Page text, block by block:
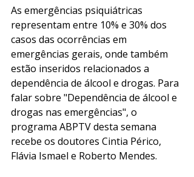
As emergências psiquiátricas
representam entre 10% e 30% dos
casos das ocorrências em
emergências gerais, onde também
estão inseridos relacionados a
dependência de álcool e drogas. Para
falar sobre "Dependência de álcool e
drogas nas emergências", o
programa ABPTV desta semana
recebe os doutores Cintia Périco,
Flávia Ismael e Roberto Mendes.